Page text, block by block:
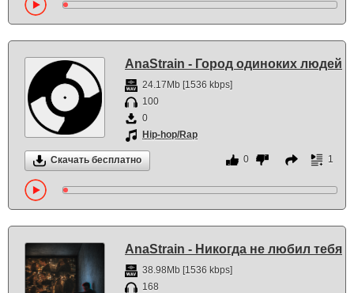
AnaStrain - Город одиноких людей
24.17Mb [1536 kbps]
100
0
Hip-hop/Rap
Скачать бесплатно 0 1
AnaStrain - Никогда не любил тебя
38.98Mb [1536 kbps]
168